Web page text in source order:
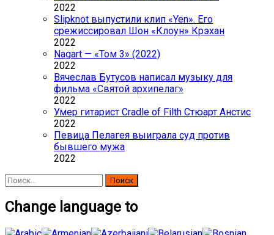
2022
Slipknot выпустили клип «Yen». Его
срежиссировал Шон «Клоун» Крэхан
2022
Nagart — «Том 3» (2022)
2022
Вячеслав Бутусов написал музыку для
фильма «Святой архипелаг»
2022
Умер гитарист Cradle of Filth Стюарт Анстис
2022
Певица Пелагея выиграла суд против
бывшего мужа
2022
Найти:
Change language to